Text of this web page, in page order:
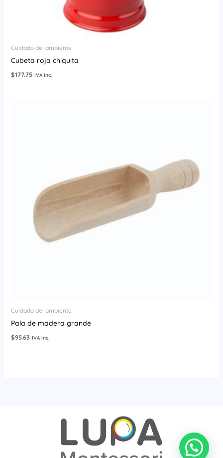
Cuidado del ambiente
Cubeta roja chiquita
$177.75 IVA Inc.
Cuidado del ambiente
Pala de madera grande
$95.63 IVA Inc.